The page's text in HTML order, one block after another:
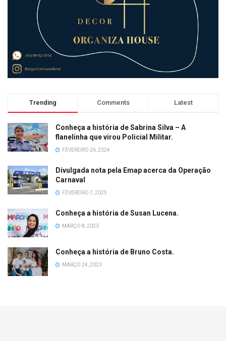
Trending Comments Latest
Conheça a história de Sabrina Silva – A
flanelinha que virou Policial Militar.
FEVEREIRO 26, 2024
Divulgada nota pela Emap acerca da Operação
Carnaval
FEVEREIRO 7, 2025
Conheça a história de Susan Lucena.
MARÇO 8, 2023
Conheça a história de Bruno Costa.
MARÇO 24, 2023